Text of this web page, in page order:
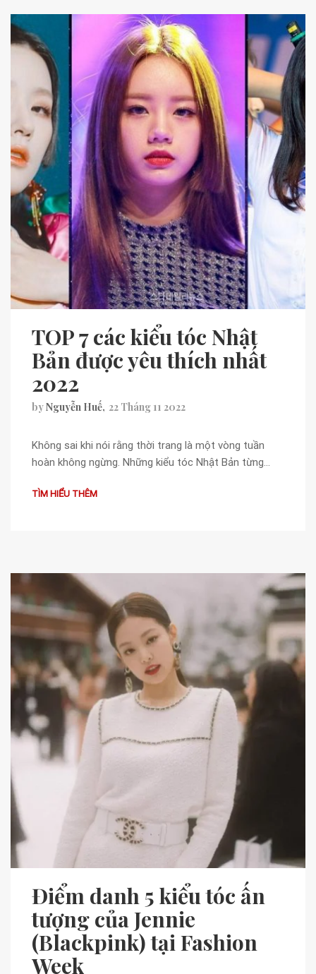
TOP 7 các kiểu tóc Nhật
Bản được yêu thích nhất
2022
byNguyễn Huế 22 Tháng 11 2022
Không sai khi nói rằng thời trang là một vòng tuần
hoàn không ngừng. Những kiểu tóc Nhật Bản từng…
TÌM HIỂU THÊM
Điểm danh 5 kiểu tóc ấn
tượng của Jennie
(Blackpink) tại Fashion
Week